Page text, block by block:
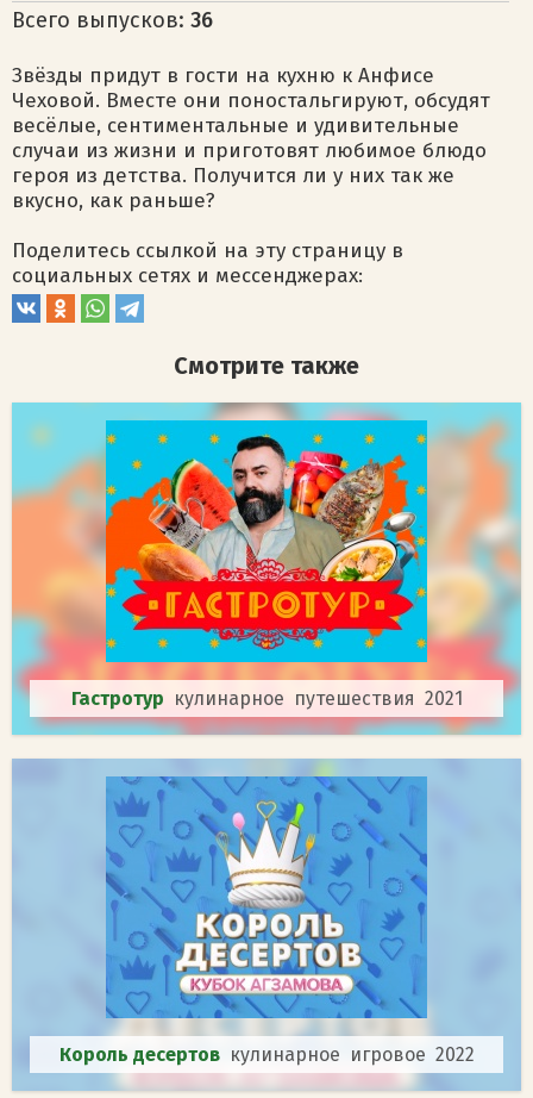
Всего выпусков: 36
Звёзды придут в гости на кухню к Анфисе
Чеховой. Вместе они поностальгируют, обсудят
весёлые, сентиментальные и удивительные
случаи из жизни и приготовят любимое блюдо
героя из детства. Получится ли у них так же
вкусно, как раньше?
Поделитесь ссылкой на эту страницу в
социальных сетях и мессенджерах:
Смотрите также
Гастротур кулинарное путешествия 2021
Король десертов кулинарное игровое 2022